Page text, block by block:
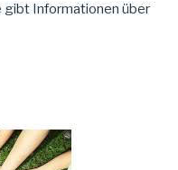
gibt Informationen über